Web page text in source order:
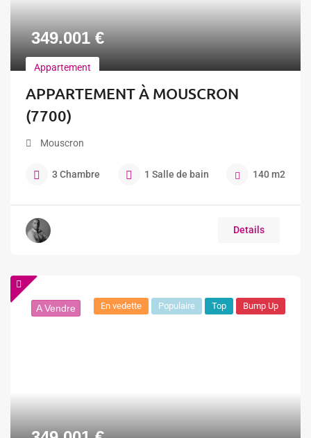
349.001€
Appartement
APPARTEMENT À MOUSCRON
(7700)
Mouscron
3 Chambre 1 Salle de bain 140m2
Details
A Vendre En vedette Populaire Top Bump Up